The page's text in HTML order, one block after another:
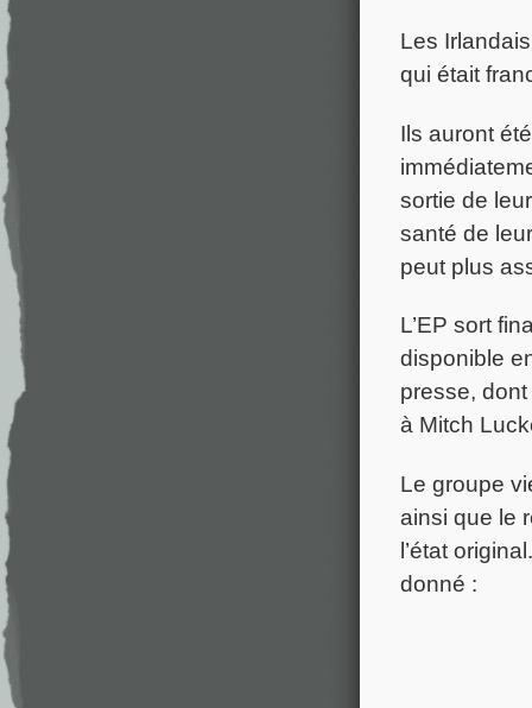
Les
qui était
Ils auront
sortie de
santé de
peut plus
L’EP sort
disponible
presse,
à Mitch
Le groupe
ainsi que le
l’état
donné :